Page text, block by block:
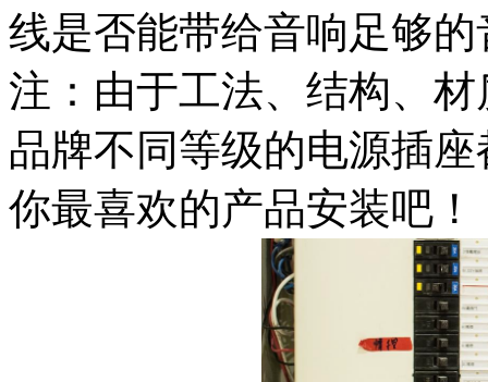
线是否能带给音响足够
注：由于工法、结构、
品牌不同等级的电源插
你最喜欢的产品安装吧！